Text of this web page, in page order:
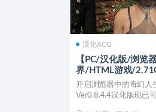
漢化ACG
【PC/汉化版/浏览
界/HTML游戏/
Ver0.8.4.4 浏览器汉
HTML游戏&神作
开启浏览器中的奇幻人
Ver0.8.4.4汉化版现已